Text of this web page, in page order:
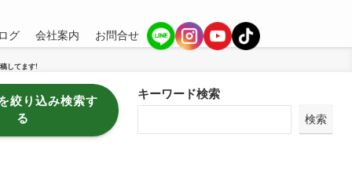
グ
してます!
会社案内 お問合せ
絞り込み検索す
る
キーワード検索
検索